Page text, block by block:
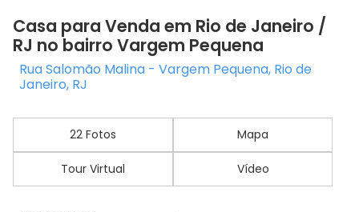
Casa para Venda em Rio de Janeiro /
RJ no bairro Vargem Pequena
Rua Salomão Malina - Vargem Pequena, Rio de
Janeiro, RJ
22 Fotos Mapa
Tour Virtual Vídeo